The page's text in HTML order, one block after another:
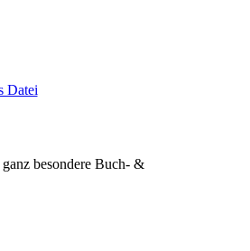
Datei
besondere Buch- &